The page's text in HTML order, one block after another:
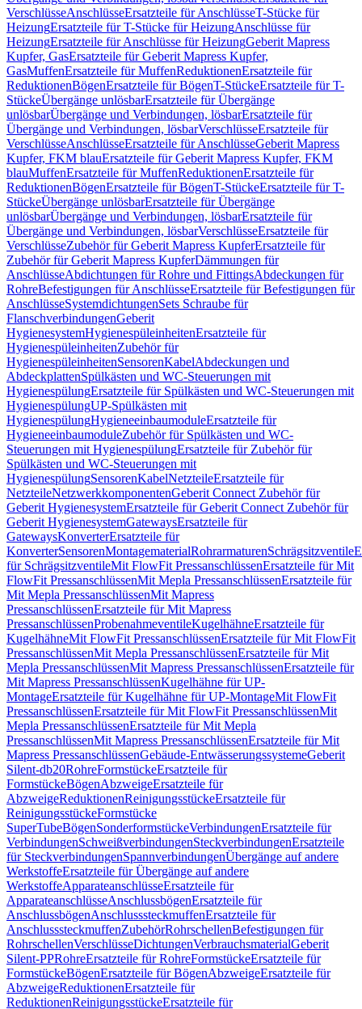
VerschlüsseAnschlüsseErsatzteile für AnschlüsseT-Stücke für
HeizungErsatzteile für T-Stücke für HeizungAnschlüsse für
HeizungErsatzteile für Anschlüsse für HeizungGeberit Mapress
Kupfer, GasErsatzteile für Geberit Mapress Kupfer,
GasMuffenErsatzteile für MuffenReduktionenErsatzteile für
ReduktionenBögenErsatzteile für BögenT-StückeErsatzteile für T-
StückeÜbergänge unlösbarErsatzteile für Übergänge
unlösbarÜbergänge und Verbindungen, lösbarErsatzteile für
Übergänge und Verbindungen, lösbarVerschlüsseErsatzteile für
VerschlüsseAnschlüsseErsatzteile für AnschlüsseGeberit Mapress
Kupfer, FKM blauErsatzteile für Geberit Mapress Kupfer, FKM
blauMuffenErsatzteile für MuffenReduktionenErsatzteile für
ReduktionenBögenErsatzteile für BögenT-StückeErsatzteile für T-
StückeÜbergänge unlösbarErsatzteile für Übergänge
unlösbarÜbergänge und Verbindungen, lösbarErsatzteile für
Übergänge und Verbindungen, lösbarVerschlüsseErsatzteile für
VerschlüsseZubehör für Geberit Mapress KupferErsatzteile für
Zubehör für Geberit Mapress KupferDämmungen für
AnschlüsseAbdichtungen für Rohre und FittingsAbdeckungen für
RohreBefestigungen für AnschlüsseErsatzteile für Befestigungen für
AnschlüsseSystemdichtungenSets Schraube für
FlanschverbindungenGeberit
HygienesystemHygienespüleinheitenErsatzteile für
HygienespüleinheitenZubehör für
HygienespüleinheitenSensorenKabelAbdeckungen und
AbdeckplattenSpülkästen und WC-Steuerungen mit
HygienespülungErsatzteile für Spülkästen und WC-Steuerungen mit
HygienespülungUP-Spülkästen mit
HygienespülungHygieneeinbaumoduleErsatzteile für
HygieneeinbaumoduleZubehör für Spülkästen und WC-
Steuerungen mit HygienespülungErsatzteile für Zubehör für
Spülkästen und WC-Steuerungen mit
HygienespülungSensorenKabelNetzteileErsatzteile für
NetzteileNetzwerkkomponentenGeberit Connect Zubehör für
Geberit HygienesystemErsatzteile für Geberit Connect Zubehör für
Geberit HygienesystemGatewaysErsatzteile für
GatewaysKonverterErsatzteile für
KonverterSensorenMontagematerialRohrarmaturenSchrägsitzventile
für SchrägsitzventileMit FlowFit PressanschlüssenErsatzteile für Mit
FlowFit PressanschlüssenMit Mepla PressanschlüssenErsatzteile für
Mit Mepla PressanschlüssenMit Mapress
PressanschlüssenErsatzteile für Mit Mapress
PressanschlüssenProbenahmeventileKugelhähneErsatzteile für
KugelhähneMit FlowFit PressanschlüssenErsatzteile für Mit FlowFit
PressanschlüssenMit Mepla PressanschlüssenErsatzteile für Mit
Mepla PressanschlüssenMit Mapress PressanschlüssenErsatzteile für
Mit Mapress PressanschlüssenKugelhähne für UP-
MontageErsatzteile für Kugelhähne für UP-MontageMit FlowFit
PressanschlüssenErsatzteile für Mit FlowFit PressanschlüssenMit
Mepla PressanschlüssenErsatzteile für Mit Mepla
PressanschlüssenMit Mapress PressanschlüssenErsatzteile für Mit
Mapress PressanschlüssenGebäude-EntwässerungssystemeGeberit
Silent-db20RohreFormstückeErsatzteile für
FormstückeBögenAbzweigeErsatzteile für
AbzweigeReduktionenReinigungsstückeErsatzteile für
ReinigungsstückeFormstücke
SuperTubeBögenSonderformstückeVerbindungenErsatzteile für
VerbindungenSchweißverbindungenSteckverbindungenErsatzteile
für SteckverbindungenSpannverbindungenÜbergänge auf andere
WerkstoffeErsatzteile für Übergänge auf andere
WerkstoffeApparateanschlüsseErsatzteile für
ApparateanschlüsseAnschlussbögenErsatzteile für
AnschlussbögenAnschlusssteckmuffenErsatzteile für
AnschlusssteckmuffenZubehörRohrschellenBefestigungen für
RohrschellenVerschlüsseDichtungenVerbrauchsmaterialGeberit
Silent-PPRohreErsatzteile für RohreFormstückeErsatzteile für
FormstückeBögenErsatzteile für BögenAbzweigeErsatzteile für
AbzweigeReduktionenErsatzteile für
ReduktionenReinigungsstückeErsatzteile für